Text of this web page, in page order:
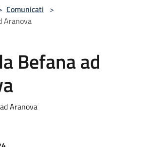
Comunicati >
Aranova
Befana ad
Aranova